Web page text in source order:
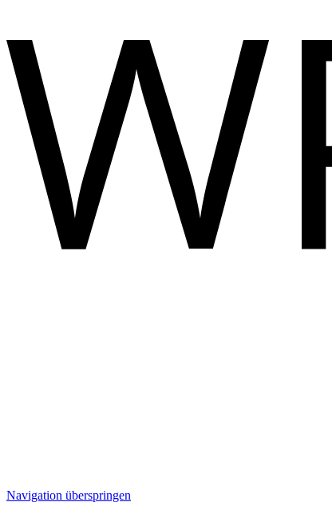
Navigation überspringen